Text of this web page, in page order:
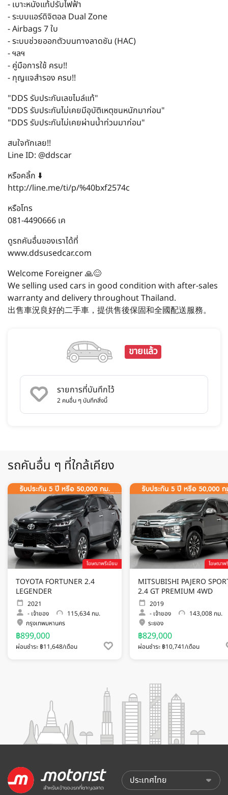
- เบาะหนังแท้ปรับไฟฟ้า
- ระบบแอร์ดิจิตอล Dual Zone
- Airbags 7 ใบ
- ระบบช่วยออกตัวบนทางลาดชัน (HAC)
- ฯลฯ
- คู่มือการใช้ ครบ!!
- กุญแจสำรอง ครบ!!
"DDS รับประกันเลขไมล์แท้"
"DDS รับประกันไม่เคยมีอุบัติเหตุชนหนักมาก่อน"
"DDS รับประกันไม่เคยผ่านน้ำท่วมมาก่อน"
สนใจทักเลย!!
Line ID: @ddscar
หรือคลิ้ก ⬇️
http://line.me/ti/p/%40bxf2574c
หรือโทร
081-4490666 เค
ดูรถคันอื่นของเราได้ที่
www.ddsusedcar.com
Welcome Foreigner 🙏😊
We selling used cars in good condition with after-sales
warranty and delivery throughout Thailand.
出售車況良好的二手車，提供售後保固和全國配送服務。
ขายแล้ว
รายการที่บันทึกไว้
2 คนอื่น ๆ บันทึกสิ่งนี้
รถคันอื่น ๆ ที่ใกล้เคียง
โฆษณาพรีเมียม
TOYOTA FORTUNER 2.4
LEGENDER
2021
- เจ้าของ
115,634 กม.
กรุงเทพมหานคร
฿899,000
ผ่อนชำระ ฿11,648/เดือน
โฆษณาพ
MITSUBISHI PAJERO
2.4 GT PREMIUM 4WD
2019
- เจ้าของ
143,008 กม.
ระยอง
฿829,000
ผ่อนชำระ ฿10,741/เดือน